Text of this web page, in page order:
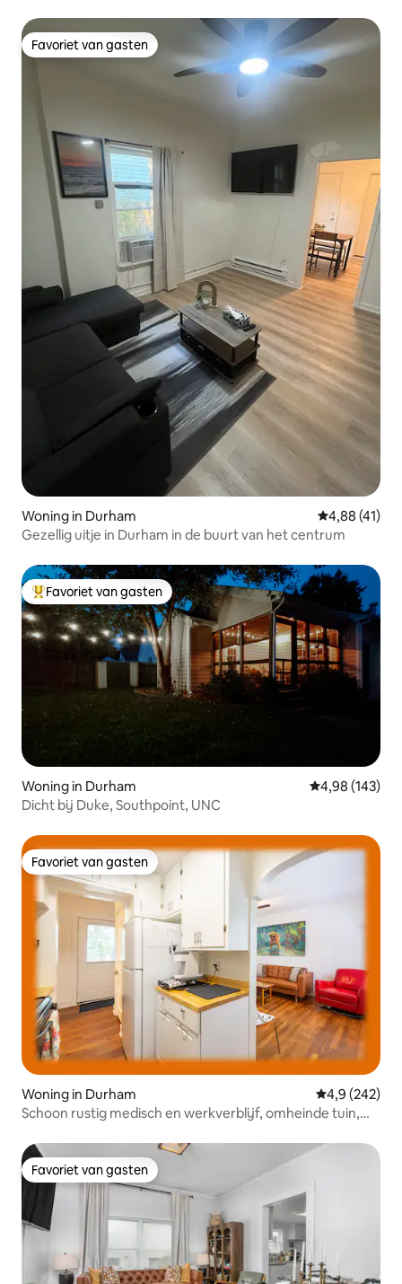
Favoriet van gasten
Favoriet van gasten
Woning in Durham Gemiddelde
4,88 (41)
Gezellig uitje in Durham in de buurt van het centrum
Topfavoriet van gasten
Favoriet van gasten
Woning in Durham Gemiddelde
4,98 (143)
Dicht bij Duke, Southpoint, UNC
Favoriet van gasten
Favoriet van gasten
Woning in Durham Gemiddelde
4,9 (242)
Schoon rustig medisch en werkverblijf, omheinde tuin,
Favoriet van gasten
Favoriet van gasten